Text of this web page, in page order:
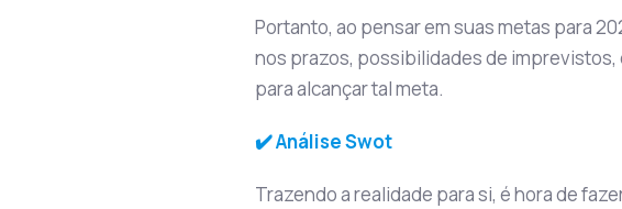
Portanto, ao pensar em suas metas para
nos prazos, possibilidades de imprevistos,
para alcançar tal meta.
✔️ Análise Swot
Trazendo a realidade para si, é hora de